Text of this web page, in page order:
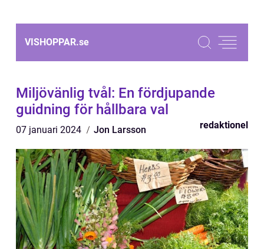
VISHOPPAR.se
Miljövänlig tvål: En fördjupande
guidning för hållbara val
07 januari 2024 Jon Larsson redaktionel